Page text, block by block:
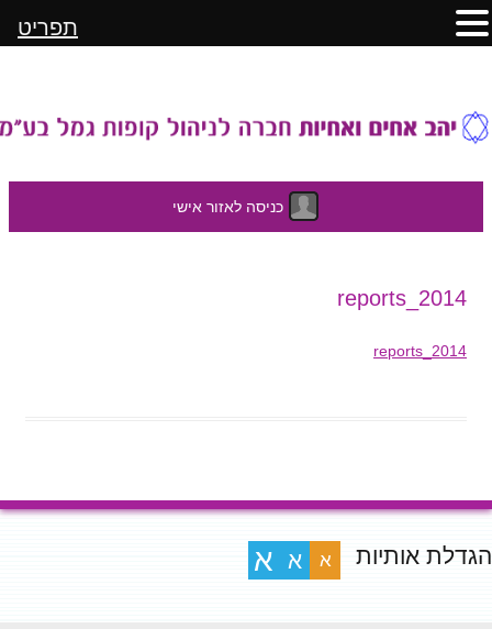
כניסה לאזור אישי
2014_reports
2014_reports
הגדלת אותיות א א א
תפריט